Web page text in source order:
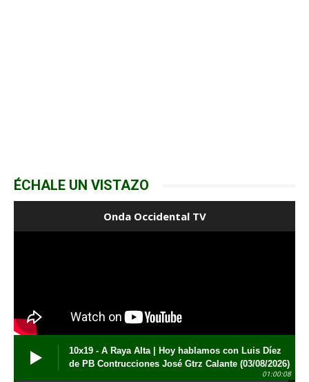
ÉCHALE UN VISTAZO
Onda Occidental TV
10x19 - A Raya Alta | Hoy hablamos con Luis Díez
de PB Contrucciones José Gtrz Calante (03/08/2026)
01:00:08